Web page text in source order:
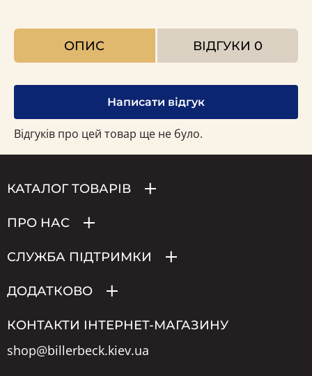
ОПИС ВІДГУКИ 0
Написати відгук
Відгуків про цей товар ще не було.
КАТАЛОГ ТОВАРІВ
ПРО НАС
СЛУЖБА ПІДТРИМКИ
ДОДАТКОВО
КОНТАКТИ ІНТЕРНЕТ-МАГАЗИНУ
shop@billerbeck.kiev.ua